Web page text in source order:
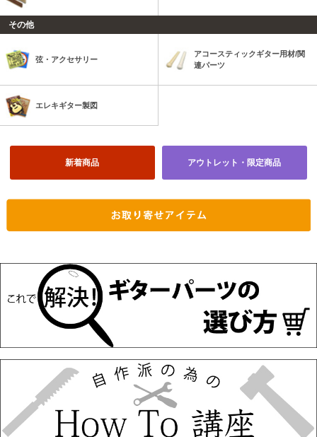
その他
弦・アクセサリー
アコースティックギター用材/関
連パーツ
エレキギター製図
新着商品 アウトレット・限定商品